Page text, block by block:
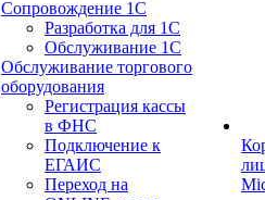
Сопровождение 1С
Разработка для 1С
Обслуживание 1С
Обслуживание торгового
оборудования
Регистрация кассы
в ФНС
Подключение к
ЕГАИС
Переход на